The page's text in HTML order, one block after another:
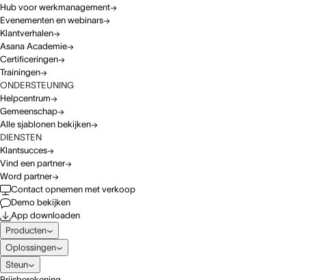
Hub voor werkmanagement
Evenementen en webinars
Klantverhalen
Asana Academie
Certificeringen
Trainingen
ONDERSTEUNING
Helpcentrum
Gemeenschap
Alle sjablonen bekijken
DIENSTEN
Klantsucces
Vind een partner
Word partner
Contact opnemen met verkoop
Demo bekijken
App downloaden
Producten
Oplossingen
Steun